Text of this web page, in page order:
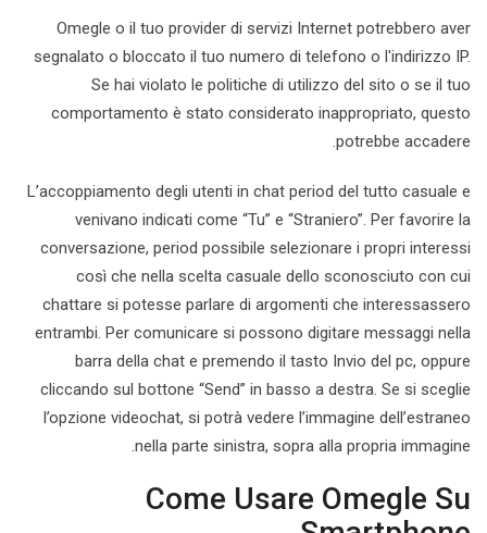
Omegle o il tuo provider di servizi Internet potrebbero aver
segnalato o bloccato il tuo numero di telefono o l'indirizzo IP.
Se hai violato le politiche di utilizzo del sito o se il tuo
comportamento è stato considerato inappropriato, questo
potrebbe accadere.
L’accoppiamento degli utenti in chat period del tutto casuale e
venivano indicati come “Tu” e “Straniero”. Per favorire la
conversazione, period possibile selezionare i propri interessi
così che nella scelta casuale dello sconosciuto con cui
chattare si potesse parlare di argomenti che interessassero
entrambi. Per comunicare si possono digitare messaggi nella
barra della chat e premendo il tasto Invio del pc, oppure
cliccando sul bottone “Send” in basso a destra. Se si sceglie
l’opzione videochat, si potrà vedere l’immagine dell’estraneo
nella parte sinistra, sopra alla propria immagine.
Come Usare Omegle Su